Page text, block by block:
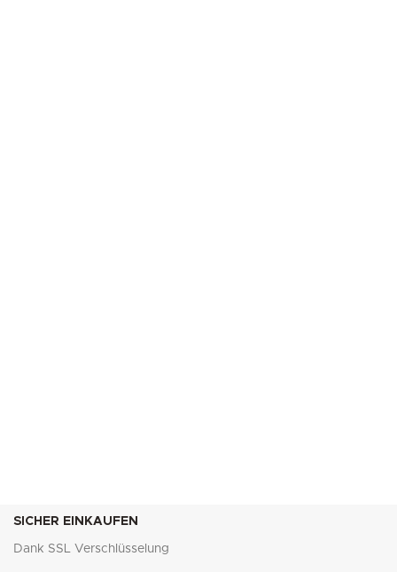
SICHER EINKAUFEN
Dank SSL Verschlüsselung